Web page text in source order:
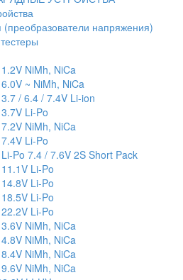
(преобразователи напряжения)
NiMh, NiCa
~ NiMh, NiCa
/ 6.4 / 7.4V Li-ion
Li-Po
NiMh, NiCa
Li-Po
Po 7.4 / 7.6V 2S Short Pack
Li-Po
Li-Po
Li-Po
Li-Po
NiMh, NiCa
NiMh, NiCa
NiMh, NiCa
NiMh, NiCa